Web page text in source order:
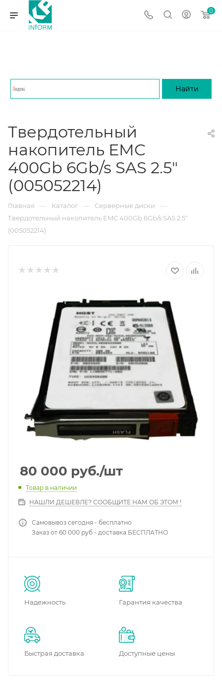
0
Твердотельный
накопитель EMC
400Gb 6Gb/s SAS 2.5"
(005052214)
Главная — Каталог — Серверные диски —
Твердотельный накопитель EMC 400Gb 6Gb/s SAS 2.5"
(005052214)
80 000 руб./шт
Товар в наличии
НАШЛИ ДЕШЕВЛЕ? СООБЩИТЕ НАМ ОБ ЭТОМ !
Самовывоз сегодня - бесплатно
Заказ от 60 000 руб - доставка БЕСПЛАТНО
Надежность Гарантия качества
Быстрая доставка Доступные цены